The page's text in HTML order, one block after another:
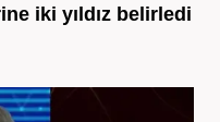
iki yıldız belirledi